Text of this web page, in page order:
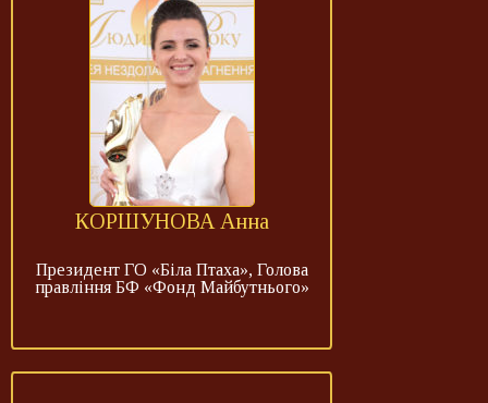
КОРШУНОВА Анна
Президент ГО «Біла Птаха», Голова
правління БФ «Фонд Майбутнього»